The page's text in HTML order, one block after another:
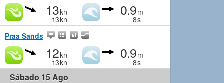
13kn
13kn
0.9m
8s
Praa Sands
12kn
13kn
0.9m
8s
Sábado 15 Ago